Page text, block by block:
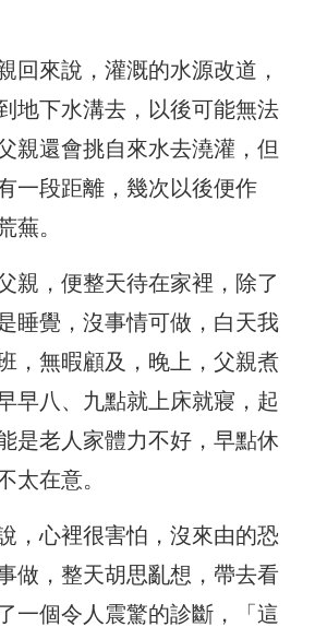
回來說，灌溉的水源改道，
地下水溝去，以後可能無法
親還會挑自來水去澆灌，但
一段距離，幾次以後便作
蕪。
親，便整天待在家裡，除了
睡覺，沒事情可做，白天我
，無暇顧及，晚上，父親煮
早八、九點就上床就寢，起
是老人家體力不好，早點休
太在意。
，心裡很害怕，沒來由的恐
做，整天胡思亂想，帶去看
一個令人震驚的診斷，「這